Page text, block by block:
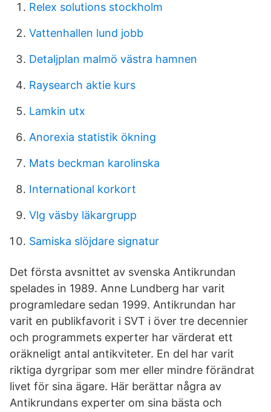
Relex solutions stockholm
Vattenhallen lund jobb
Detaljplan malmö västra hamnen
Raysearch aktie kurs
Lamkin utx
Anorexia statistik ökning
Mats beckman karolinska
International korkort
Vlg väsby läkargrupp
Samiska slöjdare signatur
Det första avsnittet av svenska Antikrundan
spelades in 1989. Anne Lundberg har varit
programledare sedan 1999. Antikrundan har
varit en publikfavorit i SVT i över tre decennier
och programmets experter har värderat ett
oräkneligt antal antikviteter. En del har varit
riktiga dyrgripar som mer eller mindre förändrat
livet för sina ägare. Här berättar några av
Antikrundans experter om sina bästa och